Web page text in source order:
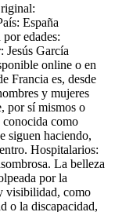
España
edades:
Jesús García
online o en
Francia es, desde
y mujeres
por sí mismos o
como
siguen haciendo,
Hospitalarios:
La belleza
por la
visibilidad, como
o la discapacidad,